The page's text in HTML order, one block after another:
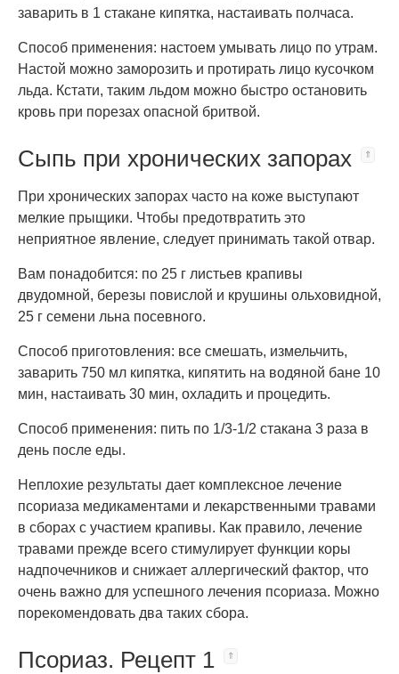
заварить в 1 стакане кипятка, настаивать полчаса.
Способ применения: настоем умывать лицо по утрам.
Настой можно заморозить и протирать лицо кусочком
льда. Кстати, таким льдом можно быстро остановить
кровь при порезах опасной бритвой.
Сыпь при хронических запорах
При хронических запорах часто на коже выступают
мелкие прыщики. Чтобы предотвратить это
неприятное явление, следует принимать такой отвар.
Вам понадобится: по 25 г листьев крапивы
двудомной, березы повислой и крушины ольховидной,
25 г семени льна посевного.
Способ приготовления: все смешать, измельчить,
заварить 750 мл кипятка, кипятить на водяной бане 10
мин, настаивать 30 мин, охладить и процедить.
Способ применения: пить по 1/3-1/2 стакана 3 раза в
день после еды.
Неплохие результаты дает комплексное лечение
псориаза медикаментами и лекарственными травами
в сборах с участием крапивы. Как правило, лечение
травами прежде всего стимулирует функции коры
надпочечников и снижает аллергический фактор, что
очень важно для успешного лечения псориаза. Можно
порекомендовать два таких сбора.
Псориаз. Рецепт 1